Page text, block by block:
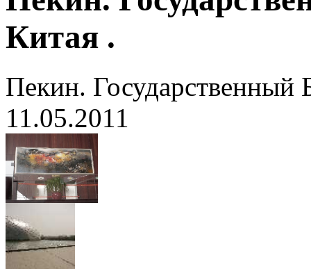
Китая .
Пекин. Государственный
11.05.2011